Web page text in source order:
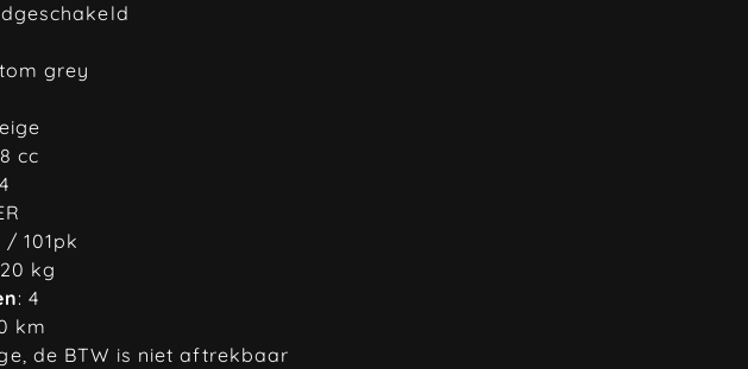
grey
cc
/ 101pk
kg
: 4
km
de BTW is niet aftrekbaar